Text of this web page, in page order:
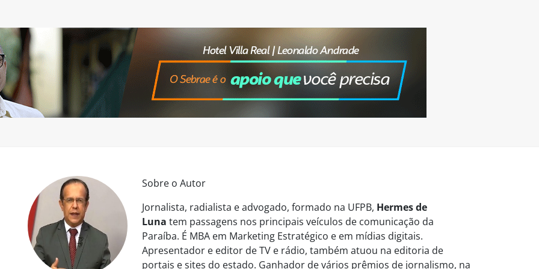
Sobre o Autor
Jornalista, radialista e advogado, formado na UFPB, Hermes de
Luna tem passagens nos principais veículos de comunicação da
Paraíba. É MBA em Marketing Estratégico e em mídias digitais.
Apresentador e editor de TV e rádio, também atuou na editoria de
portais e sites do estado. Ganhador de vários prêmios de jornalismo, na